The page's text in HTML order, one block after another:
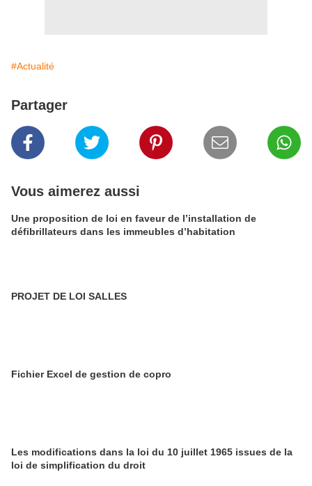
#Actualité
Partager
Vous aimerez aussi
Une proposition de loi en faveur de l’installation de
défibrillateurs dans les immeubles d’habitation
PROJET DE LOI SALLES
Fichier Excel de gestion de copro
Les modifications dans la loi du 10 juillet 1965 issues de la
loi de simplification du droit